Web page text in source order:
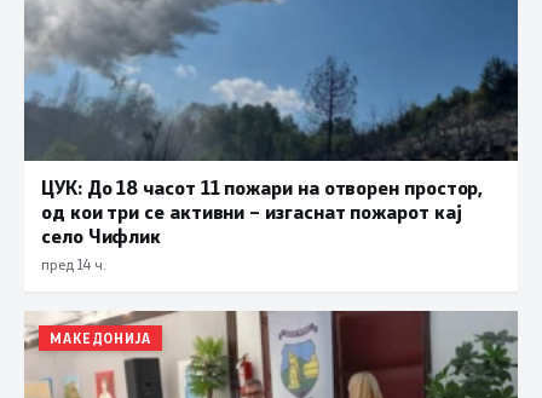
ЦУК: До 18 часот 11 пожари на отворен простор,
од кои три се активни – изгаснат пожарот кај
село Чифлик
пред 14 ч.
МАКЕДОНИЈА